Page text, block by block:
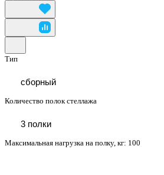
Тип
сборный
Количество полок стеллажа
3 полки
Максимальная нагрузка на полку, кг: 100